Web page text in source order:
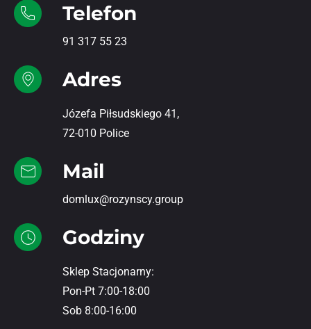
Telefon
91 317 55 23
Adres
Józefa Piłsudskiego 41,
72-010 Police
Mail
domlux@rozynscy.group
Godziny
Sklep Stacjonarny:
Pon-Pt 7:00-18:00
Sob 8:00-16:00